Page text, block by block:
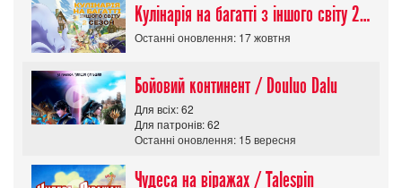
Кулінарія на багатті з іншого світу 2 сезон/ Tondemo Skill de Isekai Hourou
Останні оновлення: 17 жовтня
Бойовий континент / Douluo Dalu
Для всіх: 62
Для патронів: 62
Останні оновлення: 15 вересня
Чудеса на віражах / Talespin